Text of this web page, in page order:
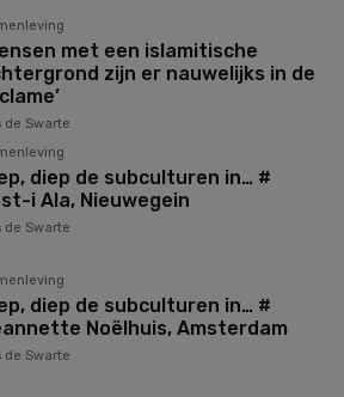
met een islamitische
zijn er nauwelijks in de
de Swarte
diep de subculturen in… #
i Ala, Nieuwegein
de Swarte
diep de subculturen in… #
Noëlhuis, Amsterdam
de Swarte